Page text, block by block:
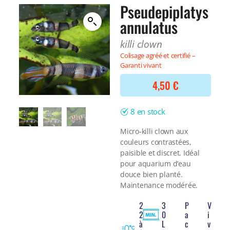
BONNES AFFAIRES
Voir tout
DERNIERS ARRIVAGES
Voir tout
Filtre interne
Voir tout
NOURRITURE
Nourriture Lyophilisée
Nourriture sèche
Nourriture vivante
Spéciale herbivores
Spécifique
Voir tout
TRAITEMENT DE L'EAU
Spécial bassin
Additifs
Engrais
Voir tout
DERNIERS ARRIVAGES
Pseudepiplatys
annulatus
killi clown
Colisage agréé et certifié –
Garanti vivant
4,50€
8 en stock
Micro-killi clown aux
couleurs contrastées,
paisible et discret. Idéal
pour aquarium d’eau
douce bien planté.
Maintenance modérée.
2
2
à
3
0
L
P
a
c
V
i
v